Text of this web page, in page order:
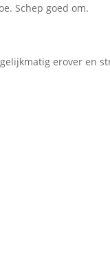
Schep goed om.
erover en